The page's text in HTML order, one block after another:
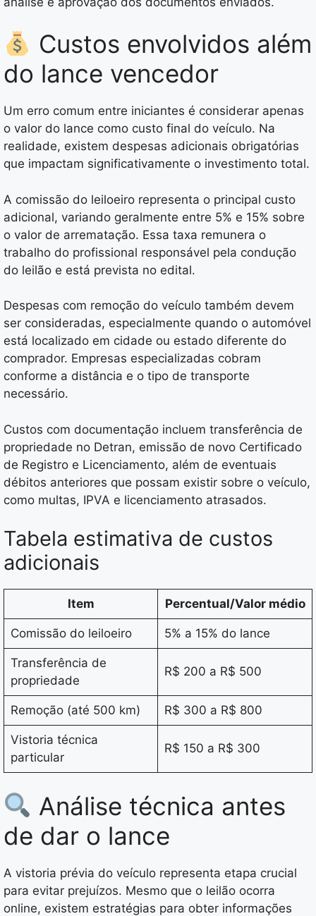
Custos envolvidos além
do lance vencedor
Um erro comum entre iniciantes é considerar apenas
o valor do lance como custo final do veículo. Na
realidade, existem despesas adicionais obrigatórias
que impactam significativamente o investimento total.
A comissão do leiloeiro representa o principal custo
adicional, variando geralmente entre 5% e 15% sobre
o valor de arrematação. Essa taxa remunera o
trabalho do profissional responsável pela condução
do leilão e está prevista no edital.
Despesas com remoção do veículo também devem
ser consideradas, especialmente quando o automóvel
está localizado em cidade ou estado diferente do
comprador. Empresas especializadas cobram
conforme a distância e o tipo de transporte
necessário.
Custos com documentação incluem transferência de
propriedade no Detran, emissão de novo Certificado
de Registro e Licenciamento, além de eventuais
débitos anteriores que possam existir sobre o veículo,
como multas, IPVA e licenciamento atrasados.
Tabela estimativa de custos
adicionais
Item Percentual/Valor médio
Comissão do leiloeiro 5% a 15% do lance
Transferência de
propriedade
R$ 200 a R$ 500
Remoção (até 500 km) R$ 300 a R$ 800
Vistoria técnica
particular
R$ 150 a R$ 300
Análise técnica antes
de dar o lance
A vistoria prévia do veículo representa etapa crucial
para evitar prejuízos. Mesmo que o leilão ocorra
online, existem estratégias para obter informações